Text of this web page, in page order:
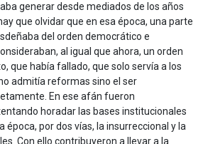
generar desde mediados de los años
que olvidar que en esa época, una parte
del orden democrático e
al igual que ahora, un orden
que había fallado, que solo servía a los
admitía reformas sino el ser
En ese afán fueron
horadar las bases institucionales
época, por dos vías, la insurreccional y la
Con ello contribuyeron a llevar a la